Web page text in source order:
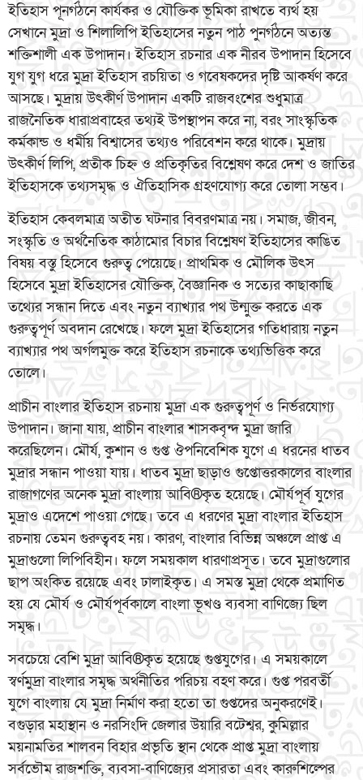
ইতিহাস পূনর্গঠনে কার্যকর ও যৌক্তিক ভূমিকা রাখতে ব্যর্থ হয়
সেখানে মুদ্রা ও শিলালিপি ইতিহাসের নতুন পাঠ পুনর্গঠনে অত্যন্ত
শক্তিশালী এক উপাদান। ইতিহাস রচনার এক নীরব উপাদান হিসেবে
যুগ যুগ ধরে মুদ্রা ইতিহাস রচয়িতা ও গবেষকদের দৃষ্টি আকর্ষণ করে
আসছে। মুদ্রায় উৎকীর্ণ উপাদান একটি রাজবংশের শুধুমাত্র
রাজনৈতিক ধারাপ্রবাহের তথ্যই উপস্থাপন করে না, বরং সাংস্কৃতিক
কর্মকান্ড ও ধর্মীয় বিশ্বাসের তথ্যও পরিবেশন করে থাকে। মুদ্রায়
উৎকীর্ণ লিপি, প্রতীক চিহ্ন ও প্রতিকৃতির বিশ্লেষণ করে দেশ ও জাতির
ইতিহাসকে তথ্যসমৃদ্ধ ও ঐতিহাসিক গ্রহণযোগ্য করে তোলা সম্ভব।
ইতিহাস কেবলমাত্র অতীত ঘটনার বিবরণমাত্র নয়। সমাজ, জীবন,
সংস্কৃতি ও অর্থনৈতিক কাঠামোর বিচার বিশ্লেষণ ইতিহাসের কাঙিত
বিষয় বস্তু হিসেবে গুরুত্ব পেয়েছে। প্রাথমিক ও মৌলিক উৎস
হিসেবে মুদ্রা ইতিহাসের যৌক্তিক, বৈজ্ঞানিক ও সত্যের কাছাকাছি
তথ্যের সন্ধান দিতে এবং নতুন ব্যাখ্যার পথ উন্মুক্ত করতে এক
গুরুত্বপূর্ণ অবদান রেখেছে। ফলে মুদ্রা ইতিহাসের গতিধারায় নতুন
ব্যাখ্যার পথ অর্গলমুক্ত করে ইতিহাস রচনাকে তথ্যভিত্তিক করে
তোলে।
প্রাচীন বাংলার ইতিহাস রচনায় মুদ্রা এক গুরুত্বপূর্ণ ও নির্ভরযোগ্য
উপাদান। জানা যায়, প্রাচীন বাংলার শাসকবৃন্দ মুদ্রা জারি
করেছিলেন। মৌর্য, কুশান ও গুপ্ত ঔপনিবেশিক যুগে এ ধরনের ধাতব
মুদ্রার সন্ধান পাওয়া যায়। ধাতব মুদ্রা ছাড়াও গুপ্তোত্তরকালের বাংলার
রাজাগণের অনেক মুদ্রা বাংলায় আবি®কৃত হয়েছে। মৌর্যপূর্ব যুগের
মুদ্রাও এদেশে পাওয়া গেছে। তবে এ ধরণের মুদ্রা বাংলার ইতিহাস
রচনায় তেমন গুরুত্ববহ নয়। কারণ, বাংলার বিভিন্ন অঞ্চলে প্রাপ্ত এ
মুদ্রাগুলো লিপিবিহীন। ফলে সময়কাল ধারণাপ্রসূত। তবে মুদ্রাগুলোর
ছাপ অংকিত রয়েছে এবং ঢালাইকৃত। এ সমস্ত মুদ্রা থেকে প্রমাণিত
হয় যে মৌর্য ও মৌর্যপূর্বকালে বাংলা ভূখণ্ড ব্যবসা বাণিজ্যে ছিল
সমৃদ্ধ।
সবচেয়ে বেশি মুদ্রা আবি®কৃত হয়েছে গুপ্তযুগের। এ সময়কালে
স্বর্ণমুদ্রা বাংলার সমৃদ্ধ অর্থনীতির পরিচয় বহণ করে। গুপ্ত পরবর্তী
যুগে বাংলায় যে মুদ্রা নির্মাণ করা হতো তা গুপ্তদের অনুকরণেই।
বগুড়ার মহাস্থান ও নরসিংদি জেলার উয়ারি বটেশ্বর, কুমিল্লার
ময়নামতির শালবন বিহার প্রভৃতি স্থান থেকে প্রাপ্ত মুদ্রা বাংলায়
সর্বভৌম রাজশক্তি, ব্যবসা-বাণিজ্যের প্রসারতা এবং কারুশিল্পের